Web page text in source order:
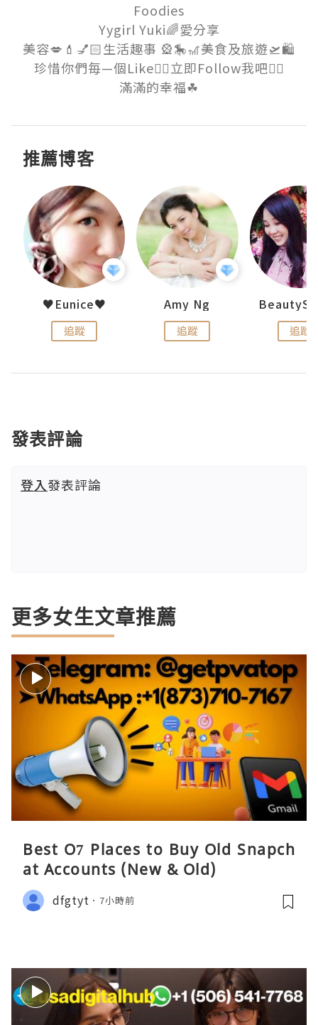
Foodies
Yygirl Yuki🌈愛分享
美容💋💄💅🏻生活趣事 🎡🎠🎢美食及旅遊🛫🛍
珍惜你們毎—個Like👍🏻立即Follow我吧👈🏻
滿滿的幸福☘
推薦博客
♥Eunice♥
追蹤
Amy Ng
追蹤 追蹤
發表評論
登入發表評論
更多女生文章推薦
Best O7 Places to Buy Old Snapch
at Accounts (New & Old)
dfgtyt 7小時前